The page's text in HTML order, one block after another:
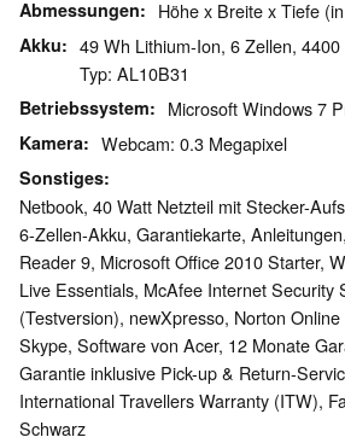
Abmessungen Höhe x Breite x Tiefe
Akku
49 Wh Lithium-Ion, 6 Zellen,
Typ: AL10B31
Betriebssystem Microsoft Windows 7
Kamera Webcam: 0.3 Megapixel
Sonstiges
Netbook, 40 Watt Netzteil mit Stecker-
6-Zellen-Akku, Garantiekarte,
Reader 9, Microsoft Office 2010 Starter,
Live Essentials, McAfee Internet Security
(Testversion), newXpresso, Norton
Skype, Software von Acer, 12 Monate
Garantie inklusive Pick-up & Return-
International Travellers Warranty (ITW),
Schwarz